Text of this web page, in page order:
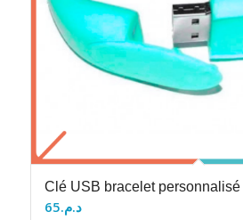
Clé USB bracelet personnalisé
د.م.65